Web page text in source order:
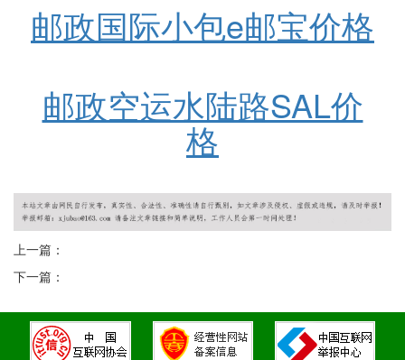
邮政国际小包e邮宝价格
邮政空运水陆路SAL价
格
上一篇：
下一篇：